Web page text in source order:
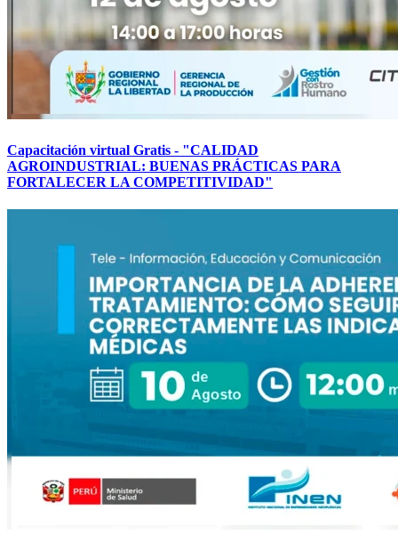
Capacitación virtual Gratis - "CALIDAD
AGROINDUSTRIAL: BUENAS PRÁCTICAS PARA
FORTALECER LA COMPETITIVIDAD"